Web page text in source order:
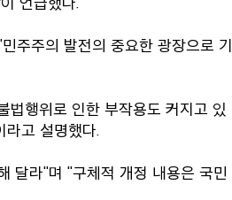
주주의 발전의 중요한 광장으로 기
법행위로 인한 부작용도 커지고 있
라고 설명했다.
달라"며 "구체적 개정 내용은 국민